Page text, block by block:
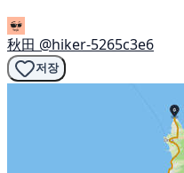
秋田 @hiker-5265c3e6
저장